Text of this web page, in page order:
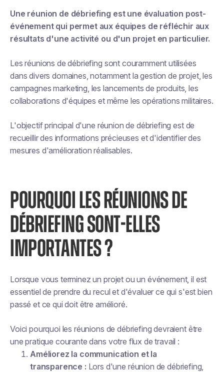
Une réunion de débriefing est une évaluation post-
événement qui permet aux équipes de réfléchir aux
résultats d'une activité ou d'un projet en particulier.
Les réunions de débriefing sont couramment utilisées
dans divers domaines, notamment la gestion de projet, les
campagnes marketing, les lancements de produits, les
collaborations d'équipes et même les opérations militaires.
L'objectif principal d'une réunion de débriefing est de
recueillir des informations précieuses et d'identifier des
mesures d'amélioration réalisables.
POURQUOI LES RÉUNIONS DE
DÉBRIEFING SONT-ELLES
IMPORTANTES ?
Lorsque vous terminez un projet ou un événement, il est
essentiel de prendre du recul et d'évaluer ce qui s'est bien
passé et ce qui doit être amélioré.
Voici pourquoi les réunions de débriefing devraient être
une pratique courante dans votre flux de travail :
Améliorez la communication et la
transparence : Lors d'une réunion de débriefing,